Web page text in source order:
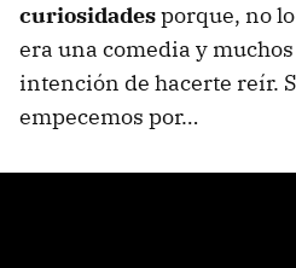
curiosidadesporque, no
era una comedia y
intención de hacerte reír.
empecemos por…